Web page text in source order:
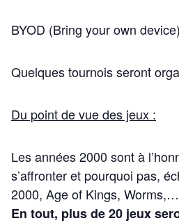
BYOD (Bring your own
Quelques tournois seront
Du point de vue des jeux :
Les années 2000 sont à
s’affronter et pourquoi pas,
2000, Age of Kings, Worms,…
En tout, plus de 20 jeux